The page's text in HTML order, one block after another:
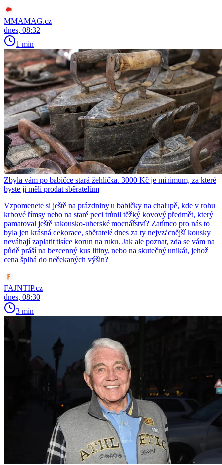
MMAMAG.cz
dnes, 08:32
1 min
Zbyla vám po babičce stará žehlička. 3000 Kč je minimum, za které
byste ji měli prodat sběratelům
Vzpomenete si ještě na prázdniny u babičky na chalupě, kde v rohu
krbové římsy nebo na staré peci trůnil těžký kovový předmět, který
pamatoval ještě rakousko-uherské mocnářství? Zatímco pro nás to
byla jen krásná dekorace, sběratelé dnes za ty nejvzácnější kousky
neváhají zaplatit tisíce korun na ruku. Jak ale poznat, zda se vám na
půdě práší na bezcenný kus litiny, nebo na skutečný unikát, jehož
cena šplhá do nečekaných výšin?
FAJNTIP.cz
dnes, 08:30
3 min